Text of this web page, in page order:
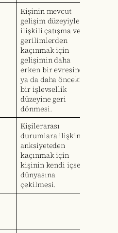
Kişinin mevcut
gelişim düzeyiyle
ilişkili çatışma ve
gerilimlerden
kaçınmak için
gelişimin daha
erken bir evresine
ya da daha önceki
bir işlevsellik
düzeyine geri
dönmesi.
Kişilerarası
durumlara ilişkin
anksiyeteden
kaçınmak için
kişinin kendi içsel
dünyasına
çekilmesi.